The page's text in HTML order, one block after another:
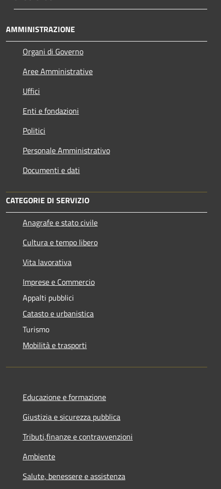
AMMINISTRAZIONE
Organi di Governo
Aree Amministrative
Uffici
Enti e fondazioni
Politici
Personale Amministrativo
Documenti e dati
CATEGORIE DI SERVIZIO
Anagrafe e stato civile
Cultura e tempo libero
Vita lavorativa
Imprese e Commercio
Appalti pubblici
Catasto e urbanistica
Turismo
Mobilità e trasporti
Educazione e formazione
Giustizia e sicurezza pubblica
Tributi,finanze e contravvenzioni
Ambiente
Salute, benessere e assistenza